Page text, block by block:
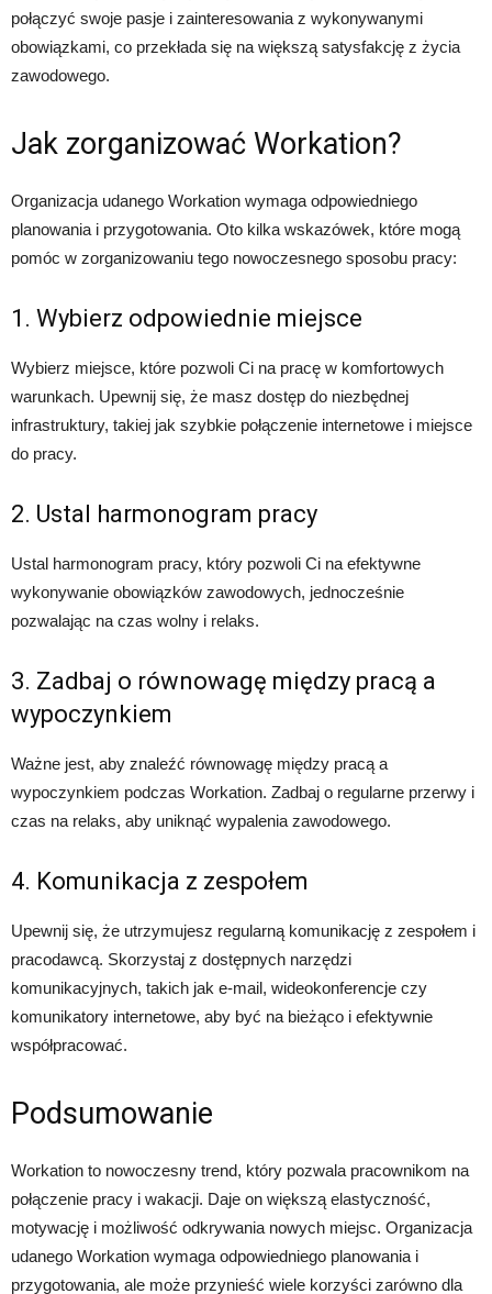
połączyć swoje pasje i zainteresowania z wykonywanymi
obowiązkami, co przekłada się na większą satysfakcję z życia
zawodowego.
Jak zorganizować Workation?
Organizacja udanego Workation wymaga odpowiedniego
planowania i przygotowania. Oto kilka wskazówek, które mogą
pomóc w zorganizowaniu tego nowoczesnego sposobu pracy:
1. Wybierz odpowiednie miejsce
Wybierz miejsce, które pozwoli Ci na pracę w komfortowych
warunkach. Upewnij się, że masz dostęp do niezbędnej
infrastruktury, takiej jak szybkie połączenie internetowe i miejsce
do pracy.
2. Ustal harmonogram pracy
Ustal harmonogram pracy, który pozwoli Ci na efektywne
wykonywanie obowiązków zawodowych, jednocześnie
pozwalając na czas wolny i relaks.
3. Zadbaj o równowagę między pracą a
wypoczynkiem
Ważne jest, aby znaleźć równowagę między pracą a
wypoczynkiem podczas Workation. Zadbaj o regularne przerwy i
czas na relaks, aby uniknąć wypalenia zawodowego.
4. Komunikacja z zespołem
Upewnij się, że utrzymujesz regularną komunikację z zespołem i
pracodawcą. Skorzystaj z dostępnych narzędzi
komunikacyjnych, takich jak e-mail, wideokonferencje czy
komunikatory internetowe, aby być na bieżąco i efektywnie
współpracować.
Podsumowanie
Workation to nowoczesny trend, który pozwala pracownikom na
połączenie pracy i wakacji. Daje on większą elastyczność,
motywację i możliwość odkrywania nowych miejsc. Organizacja
udanego Workation wymaga odpowiedniego planowania i
przygotowania, ale może przynieść wiele korzyści zarówno dla